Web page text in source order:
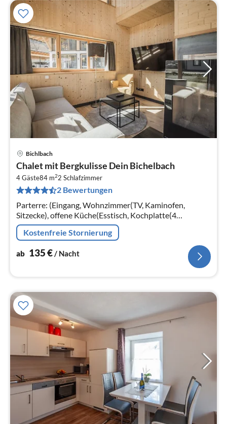
Bichlbach
Chalet mit Bergkulisse Dein Bichelbach
4 Gäste84 m22 Schlafzimmer
2 Bewertungen
Parterre: (Eingang, Wohnzimmer(TV, Kaminofen,
Sitzecke), offene Küche(Esstisch, Kochplatte(4
Kochplatten, Ceranfeld)
Kostenfreie Stornierung
ab 135€/ Nacht